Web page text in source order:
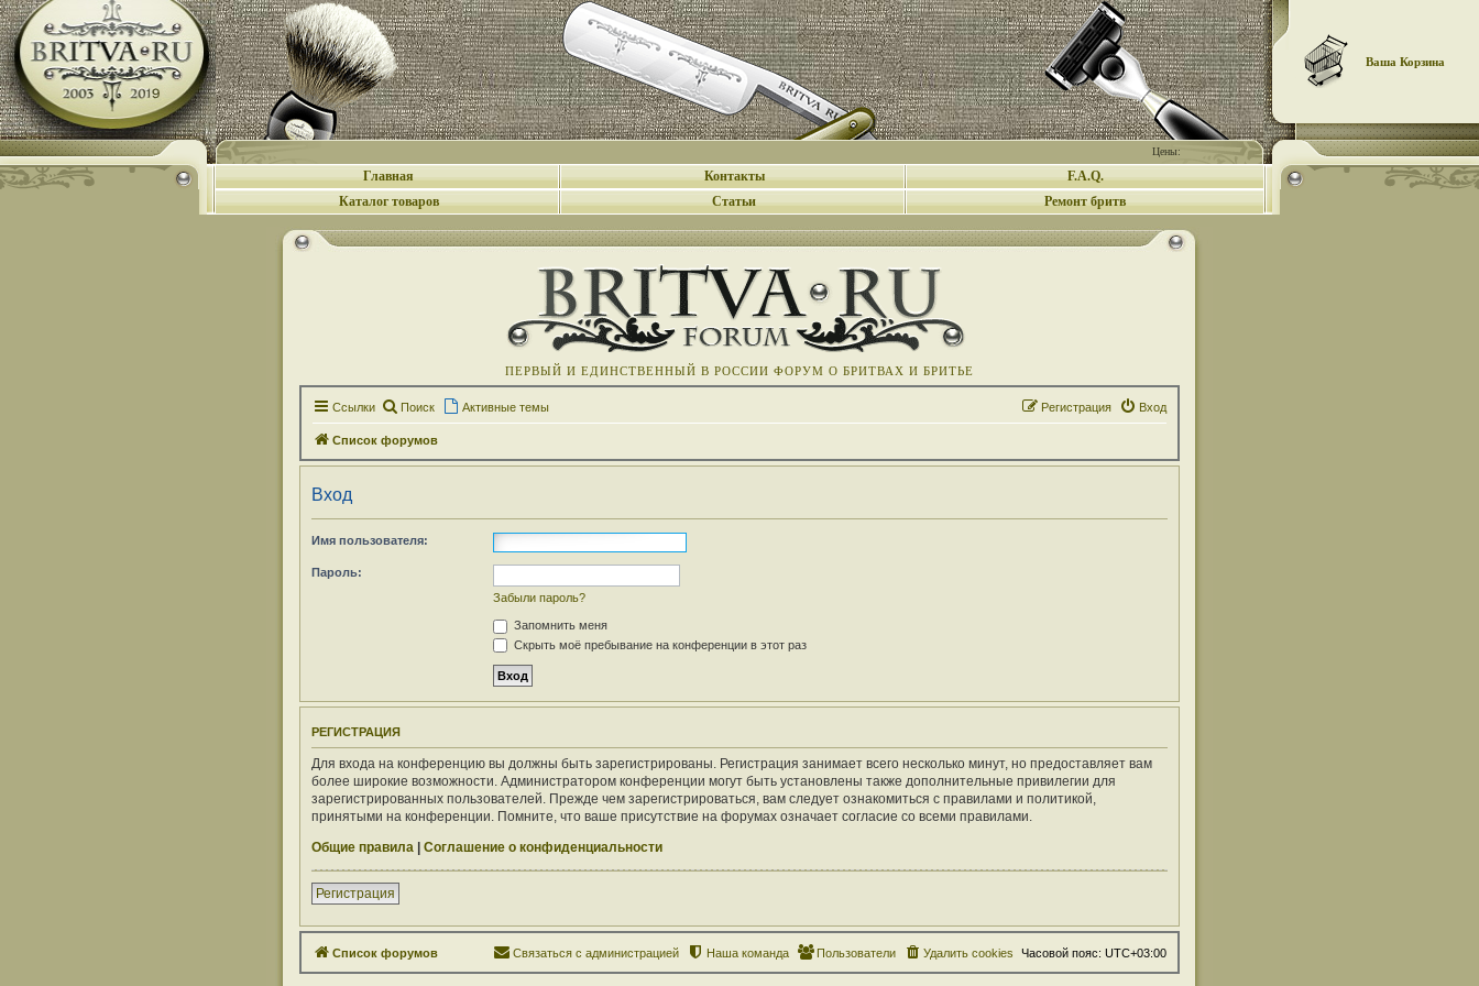
Цены:
Ваша Корзина
Главная Контакты
F.A.Q.
Каталог товаров
Статьи Ремонт бритв
ПЕРВЫЙ И ЕДИНСТВЕННЫЙ В РОССИИ ФОРУМ О БРИТВАХ И БРИТЬЕ
Ссылки Поиск Активные темы Вход
Регистрация
Список форумов
Вход
Имя пользователя:
Пароль:
Забыли пароль?
Запомнить меня
Скрыть моё пребывание на конференции в этот раз
РЕГИСТРАЦИЯ
Для входа на конференцию вы должны быть зарегистрированы. Регистрация занимает всего несколько минут, но предоставляет вам
более широкие возможности. Администратором конференции могут быть установлены также дополнительные привилегии для
зарегистрированных пользователей. Прежде чем зарегистрироваться, вам следует ознакомиться с правилами и политикой,
принятыми на конференции. Помните, что ваше присутствие на форумах означает согласие со всеми правилами.
Общие правила | Соглашение о конфиденциальности
Регистрация
Список форумов Часовой пояс: UTC+03:00
Удалить cookies
Пользователи
Наша команда
Связаться с администрацией